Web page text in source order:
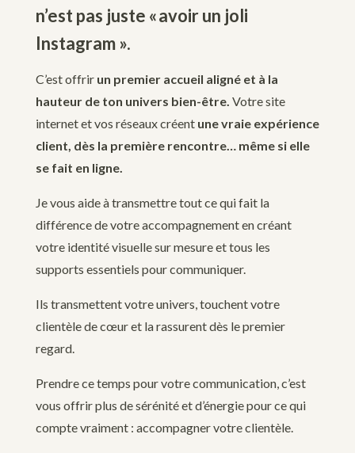
n’est pas juste « avoir un joli
Instagram ».
C’est offrirun premier accueil aligné et à la
hauteur de ton univers bien-être. Votre site
internet et vos réseaux créent une vraie expérience
client, dès la première rencontre… même si elle
se fait en ligne.
Je vous aide à transmettre tout ce qui fait la
différence de votre accompagnement en créant
votre identité visuelle sur mesure et tous les
supports essentiels pour communiquer.
Ils transmettent votre univers, touchent votre
clientèle de cœur et la rassurent dès le premier
regard.
Prendre ce temps pour votre communication, c’est
vous offrir plus de sérénité et d’énergie pour ce qui
compte vraiment : accompagner votre clientèle.